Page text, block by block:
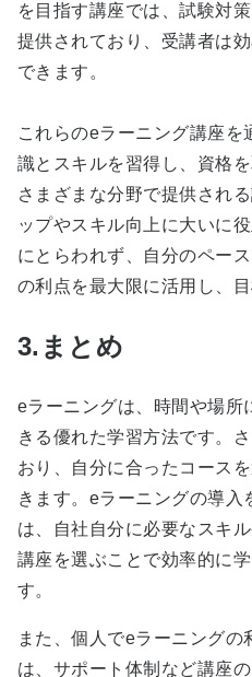
を目指す講座では、試験対
提供されており、受講者は
できます。
これらのeラーニング講座を
識とスキルを習得し、資格
さまざまな分野で提供され
ップやスキル向上に大いに
にとらわれず、自分のペー
の利点を最大限に活用し、
3.まとめ
eラーニングは、時間や場所
きる優れた学習方法です。
おり、自分に合ったコース
きます。 eラーニングの導入
は、自社自分に必要なスキ
講座を選ぶことで効率的に
す。
また、個人でeラーニングの
は、サポート体制など講座